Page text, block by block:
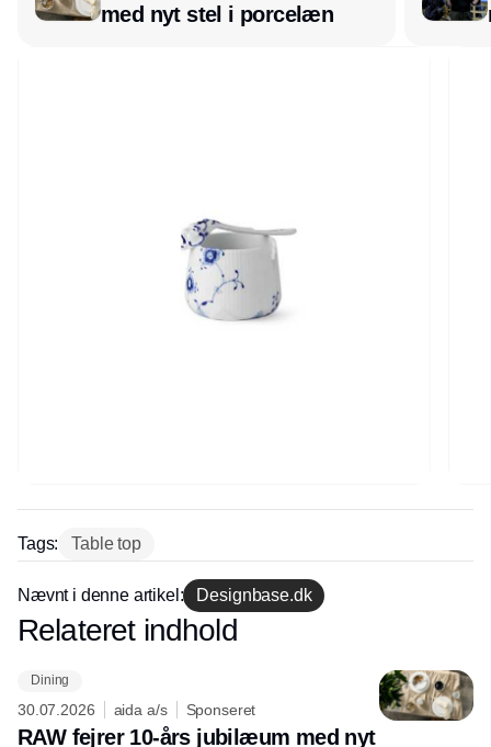
med nyt stel i porcelæn
Tags: Table top
Nævnt i denne artikel: Designbase.dk
Annonce
Relateret indhold
Dining
30.07.2026 aida a/s Sponseret
RAW fejrer 10-års jubilæum med nyt